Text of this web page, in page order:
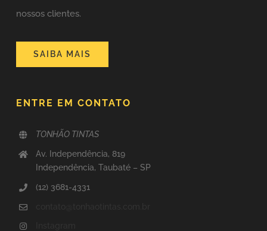
nossos clientes.
SAIBA MAIS
ENTRE EM CONTATO
TONHÃO TINTAS
Av. Independência, 819
Independência, Taubaté – SP
(12) 3681-4331